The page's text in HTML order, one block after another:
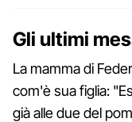
Gli ultimi
La mamma di
com'è sua figlia:
già alle due del